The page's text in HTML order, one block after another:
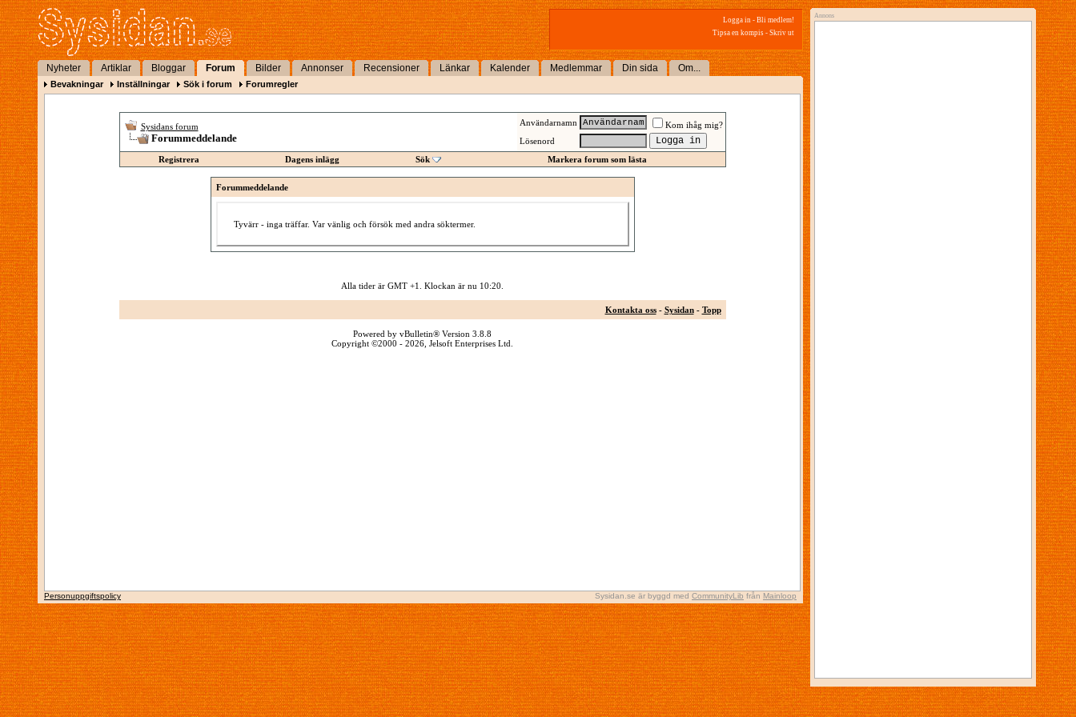
Logga in - Bli medlem!
Tipsa en kompis - Skriv ut
Nyheter Artiklar Bloggar Forum Bilder Annonser Recensioner Länkar Kalender Medlemmar Din sida Om...
Bevakningar Inställningar Sök i forum Forumregler
Sysidans forum
Forummeddelande
Användarnamn
Kom ihåg mig?
Lösenord
Registrera
Dagens inlägg Sök Markera forum som lästa
Forummeddelande
Tyvärr - inga träffar. Var vänlig och försök med andra söktermer.
Alla tider är GMT +1. Klockan är nu 10:20
Kontakta oss- Sysidan- Topp
Powered by vBulletin® Version 3.8.8
Copyright ©2000 - 2026, Jelsoft Enterprises Ltd.
Sysidan.se är byggd med CommunityLib från Mainloop
Personuppgiftspolicy
Annons